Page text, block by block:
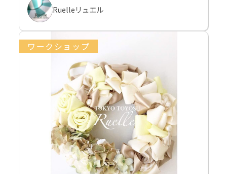
Ruelleリュエル
ワークショップ